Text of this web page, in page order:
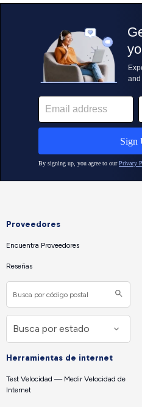
Proveedores
Encuentra Proveedores
Reseñas
Herramientas de internet
Test Velocidad — Medir Velocidad de
Internet